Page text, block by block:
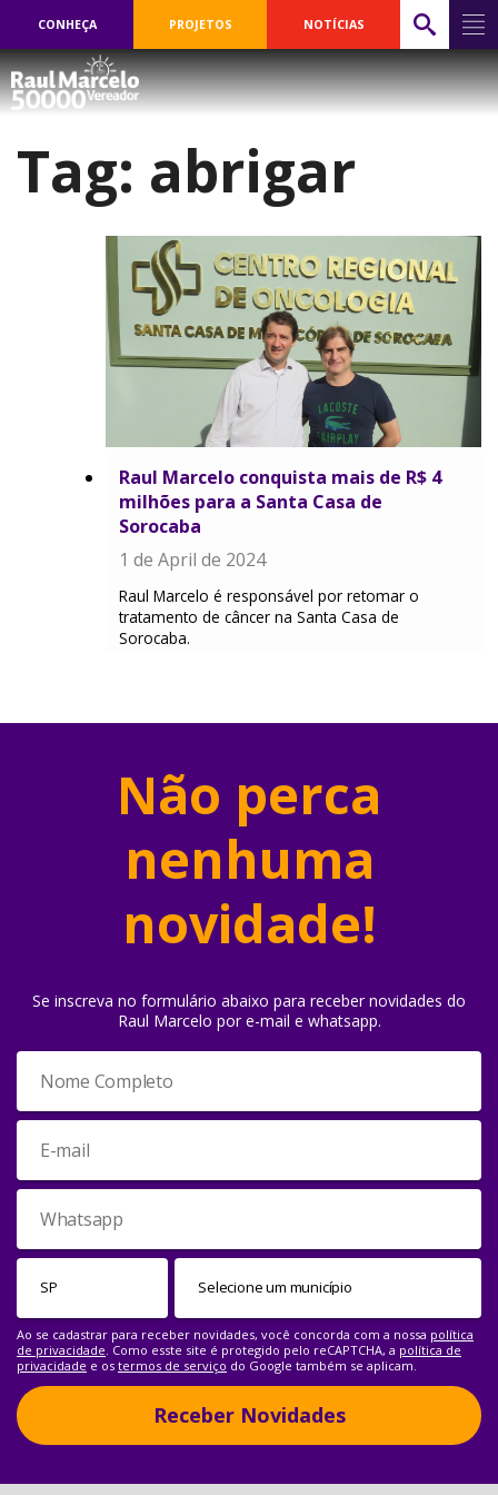
CONHEÇA PROJETOS NOTÍCIAS
Tag: abrigar
Raul Marcelo conquista mais de R$ 4
milhões para a Santa Casa de
Sorocaba
1 de April de 2024
Raul Marcelo é responsável por retomar o
tratamento de câncer na Santa Casa de
Sorocaba.
Não perca
nenhuma
novidade!
Se inscreva no formulário abaixo para receber novidades do
Raul Marcelo por e-mail e whatsapp.
Ao se cadastrar para receber novidades, você concorda com a nossa política
de privacidade. Como esste site é protegido pelo reCAPTCHA, a política de
privacidade e os termos de serviço do Google também se aplicam.
Receber Novidades